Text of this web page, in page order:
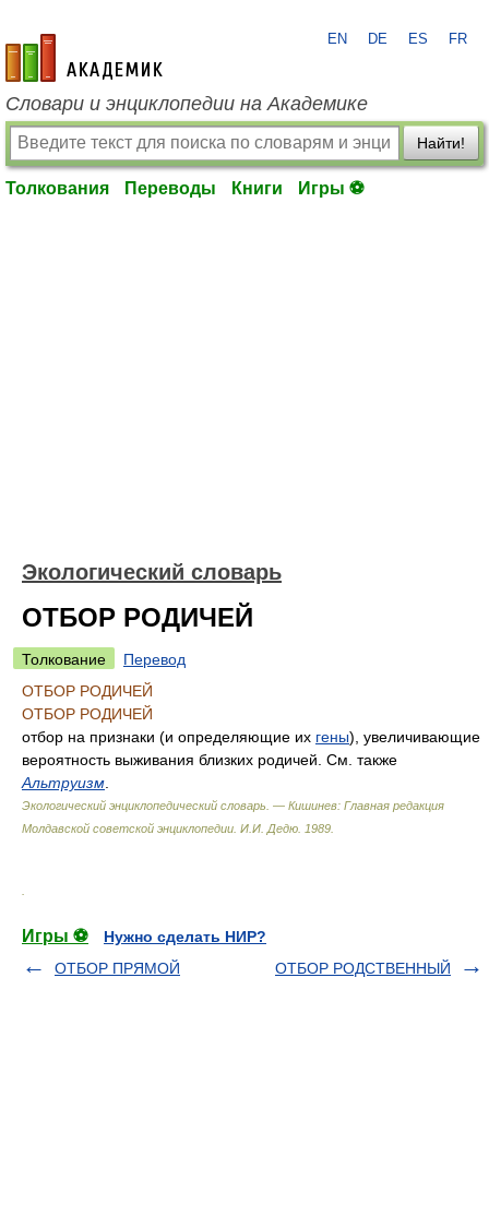
academic.ru
EN DE ES FR
Словари и энциклопедии на Академике
Найти!
Толкования Переводы Книги Игры ⚽
Экологический словарь
ОТБОР РОДИЧЕЙ
Толкование
Перевод
ОТБОР РОДИЧЕЙ
ОТБОР РОДИЧЕЙ
отбор на признаки (и определяющие их гены), увеличивающие
вероятность выживания близких родичей. См. также
Альтруизм
Экологический энциклопедический словарь. — Кишинев: Главная редакция
Молдавской советской энциклопедии И.И. Дедю 1989
Игры ⚽
Нужно сделать НИР?
ОТБОР ПРЯМОЙ
ОТБОР РОДСТВЕННЫЙ